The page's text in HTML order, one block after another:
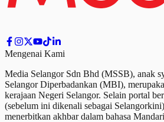
Mengenai Kami
Media Selangor Sdn Bhd (MSSB), anak
Selangor Diperbadankan (MBI),
kerajaan Negeri Selangor. Selain portal
(sebelum ini dikenali sebagai
menerbitkan akhbar dalam bahasa